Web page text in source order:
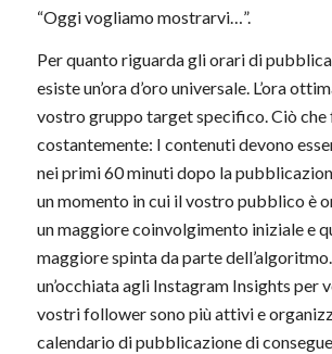
“Oggi vogliamo mostrarvi…”.
Per quanto riguarda gli orari di
esiste un’ora d’oro universale. L’ora
vostro gruppo target specifico. Ciò che
costantemente: I contenuti devono
nei primi 60 minuti dopo la
un momento in cui il vostro pubblico è
un maggiore coinvolgimento iniziale e
maggiore spinta da parte
un’occhiata agli Instagram Insights per
vostri follower sono più attivi e
calendario di pubblicazione di